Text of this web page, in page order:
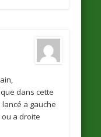
dans cette
lancé a gauche
a droite